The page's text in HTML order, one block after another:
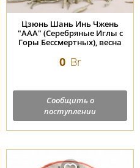
Цзюнь Шань Инь Чжень
"ААА" (Серебряные Иглы с
Горы Бессмертных), весна
0 Br
Сообщить о
поступлении